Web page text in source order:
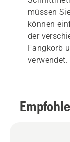
müssen
können
der
Fangkorb
verwendet.